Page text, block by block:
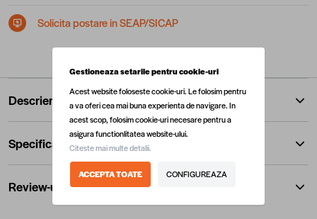
Solicita postare in SEAP/SICAP
Descriere
Specificatii
Review-uri
Gestioneaza setarile pentru cookie-uri
Acest website foloseste cookie-uri. Le folosim pentru
a va oferi cea mai buna experienta de navigare. In
acest scop, folosim cookie-uri necesare pentru a
asigura functionlitatea website-ului.
Citeste mai multe detalii.
ACCEPTA TOATE CONFIGUREAZA